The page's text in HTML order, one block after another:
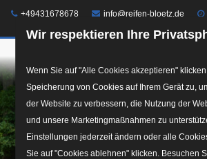
Wir respektieren Ihre
Wenn Sie auf "Alle Cookies akzeptieren"
Speicherung von Cookies auf Ihrem Gerät zu,
der Website zu verbessern, die Nutzung der
und unsere Marketingmaßnahmen zu
Einstellungen jederzeit ändern oder alle
Sie auf "Cookies ablehnen" klicken. Besuchen
Direkt
zum
Inhalt
Telefon:
+49431678678 E-Mail:info@reifen-bloetz.de